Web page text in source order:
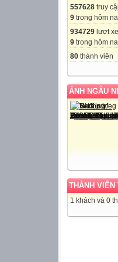
557628 truy
9 trong hôm
934729 lượt
9 trong hôm
80 thành viên
ẢNH NGẪU
THÀNH VIÊN
1 khách và 0